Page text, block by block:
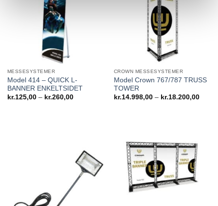
MESSESYSTEMER
Model 414 – QUICK L-
BANNER ENKELTSIDET
kr.125,00 – kr.260,00Prisinterval:
CROWN MESSESYSTEMER
Model Crown 767/787 TRUSS
TOWER
kr.14.998,00 – kr.18.200,00